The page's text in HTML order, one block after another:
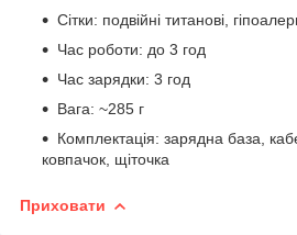
Сітки: подвійні титанові,
Час роботи: до 3 год
Час зарядки: 3 год
Вага: ~285 г
Комплектація: зарядна база,
ковпачок, щіточка
Приховати